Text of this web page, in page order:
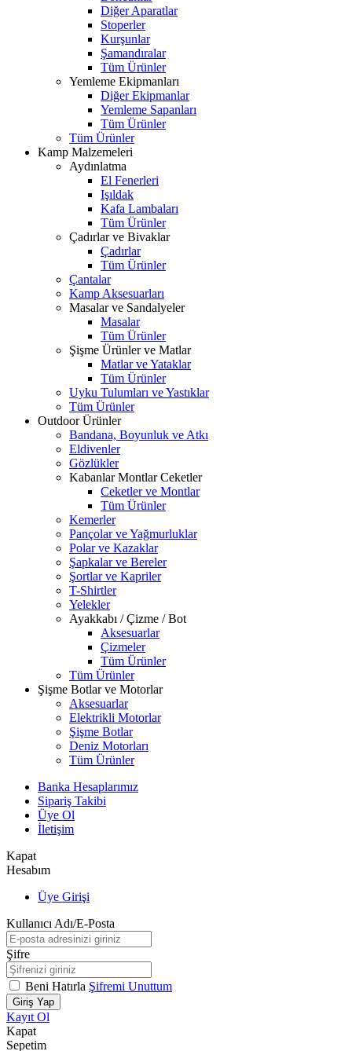
Diğer Aparatlar
Stoperler
Kurşunlar
Şamandıralar
Tüm Ürünler
Yemleme Ekipmanları
Diğer Ekipmanlar
Yemleme Sapanları
Tüm Ürünler
Tüm Ürünler
Kamp Malzemeleri
Aydınlatma
El Fenerleri
Işıldak
Kafa Lambaları
Tüm Ürünler
Çadırlar ve Bivaklar
Çadırlar
Tüm Ürünler
Çantalar
Kamp Aksesuarları
Masalar ve Sandalyeler
Masalar
Tüm Ürünler
Şişme Ürünler ve Matlar
Matlar ve Yataklar
Tüm Ürünler
Uyku Tulumları ve Yastıklar
Tüm Ürünler
Outdoor Ürünler
Bandana, Boyunluk ve Atkı
Eldivenler
Gözlükler
Kabanlar Montlar Ceketler
Ceketler ve Montlar
Tüm Ürünler
Kemerler
Pançolar ve Yağmurluklar
Polar ve Kazaklar
Şapkalar ve Bereler
Şortlar ve Kapriler
T-Shirtler
Yelekler
Ayakkabı / Çizme / Bot
Aksesuarlar
Çizmeler
Tüm Ürünler
Tüm Ürünler
Şişme Botlar ve Motorlar
Aksesuarlar
Elektrikli Motorlar
Şişme Botlar
Deniz Motorları
Tüm Ürünler
Banka Hesaplarımız
Sipariş Takibi
Üye Ol
İletişim
Kapat
Hesabım
Üye Girişi
Kullanıcı Adı/E-Posta
Şifre
Beni Hatırla Şifremi Unuttum
Giriş Yap
Kayıt Ol
Kapat
Sepetim